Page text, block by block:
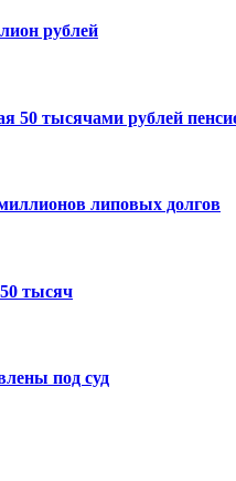
рублей
50 тысячами рублей
липовых долгов
тысяч
под суд